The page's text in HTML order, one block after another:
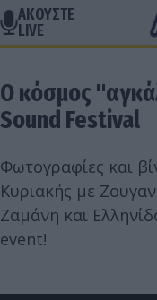
ΑΚΟΥΣΤΕ
LIVE
Ο κόσμος
Sound Festival
Φωτογραφίες και
Κυριακής με
Ζαμάνη και
event!